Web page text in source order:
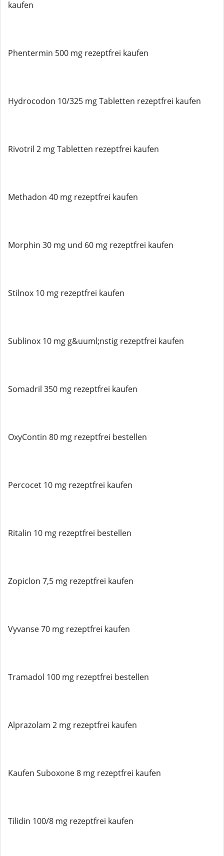
kaufen
Phentermin 500 mg rezeptfrei kaufen
Hydrocodon 10/325 mg Tabletten rezeptfrei kaufen
Rivotril 2 mg Tabletten rezeptfrei kaufen
Methadon 40 mg rezeptfrei kaufen
Morphin 30 mg und 60 mg rezeptfrei kaufen
Stilnox 10 mg rezeptfrei kaufen
Sublinox 10 mg g&uuml;nstig rezeptfrei kaufen
Somadril 350 mg rezeptfrei kaufen
OxyContin 80 mg rezeptfrei bestellen
Percocet 10 mg rezeptfrei kaufen
Ritalin 10 mg rezeptfrei bestellen
Zopiclon 7,5 mg rezeptfrei kaufen
Vyvanse 70 mg rezeptfrei kaufen
Tramadol 100 mg rezeptfrei bestellen
Alprazolam 2 mg rezeptfrei kaufen
Kaufen Suboxone 8 mg rezeptfrei kaufen
Tilidin 100/8 mg rezeptfrei kaufen